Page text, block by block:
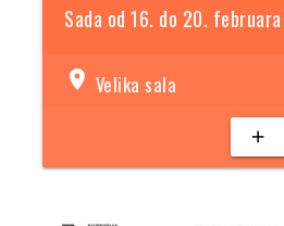
Sada od 16. do 20. februara
location_on Velika sala
add